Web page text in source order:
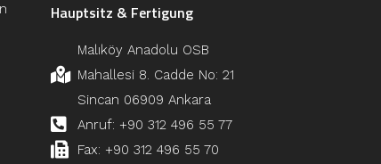
Hauptsitz & Fertigung
Malıköy Anadolu OSB
Mahallesi 8. Cadde No: 21
Sincan 06909 Ankara
Anruf: +90 312 496 55 77
Fax: +90 312 496 55 70